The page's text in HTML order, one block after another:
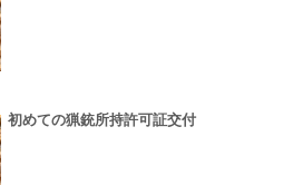
初めての猟銃所持許可証交付